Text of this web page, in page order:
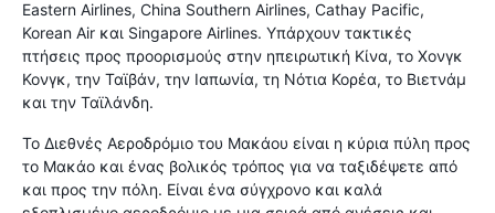
Eastern Airlines, China Southern Airlines, Cathay Pacific,
Korean Air και Singapore Airlines. Υπάρχουν τακτικές
πτήσεις προς προορισμούς στην ηπειρωτική Κίνα, το Χονγκ
Κονγκ, την Ταϊβάν, την Ιαπωνία, τη Νότια Κορέα, το Βιετνάμ
και την Ταϊλάνδη.
Το Διεθνές Αεροδρόμιο του Μακάου είναι η κύρια πύλη προς
το Μακάο και ένας βολικός τρόπος για να ταξιδέψετε από
και προς την πόλη. Είναι ένα σύγχρονο και καλά